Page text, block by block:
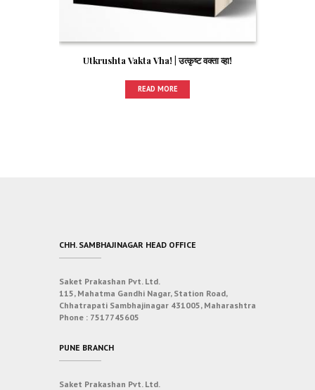
Utkrushta Vakta Vha! | उत्कृष्ट वक्ता व्हा!
READ MORE
CHH. SAMBHAJINAGAR HEAD OFFICE
Saket Prakashan Pvt. Ltd.
115, Mahatma Gandhi Nagar, Station Road,
Chhatrapati Sambhajinagar 431005, Maharashtra
Phone : 7517745605
PUNE BRANCH
Saket Prakashan Pvt. Ltd.